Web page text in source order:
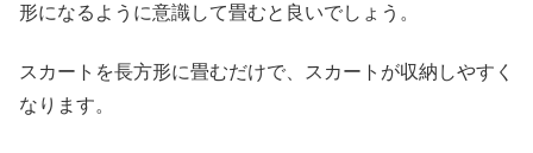
形になるように意識して畳むと良いでしょう。
スカートを長方形に畳むだけで、スカートが収納しやすく
なります。